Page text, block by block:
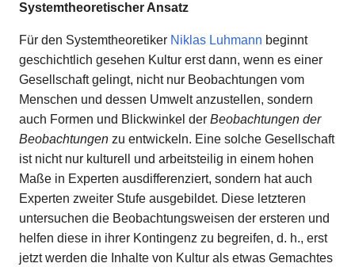
Systemtheoretischer Ansatz
Für den Systemtheoretiker Niklas Luhmann beginnt
geschichtlich gesehen Kultur erst dann, wenn es einer
Gesellschaft gelingt, nicht nur Beobachtungen vom
Menschen und dessen Umwelt anzustellen, sondern
auch Formen und Blickwinkel der Beobachtungen der
Beobachtungen zu entwickeln. Eine solche Gesellschaft
ist nicht nur kulturell und arbeitsteilig in einem hohen
Maße in Experten ausdifferenziert, sondern hat auch
Experten zweiter Stufe ausgebildet. Diese letzteren
untersuchen die Beobachtungsweisen der ersteren und
helfen diese in ihrer Kontingenz zu begreifen, d. h., erst
jetzt werden die Inhalte von Kultur als etwas Gemachtes